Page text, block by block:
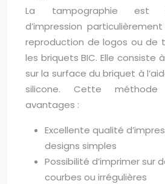
La tampographie est
d’impression
reproduction de logos ou de
les briquets BIC. Elle consiste
sur la surface du briquet à
silicone. Cette méthode
avantages :
Excellente qualité
designs simples
Possibilité d’imprimer sur
courbes ou irrégulières